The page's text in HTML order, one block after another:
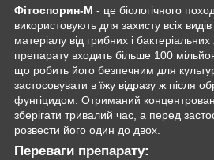
Фітоспорин-М - це біологічного
використовують для захисту всіх
матеріалу від грибних і
препарату входить більше 100
що робить його безпечним для
застосовувати в їжу відразу ж після
фунгіцидом. Отриманий
зберігати тривалий час, а перед
розвести його один до двох.
Переваги препарату: